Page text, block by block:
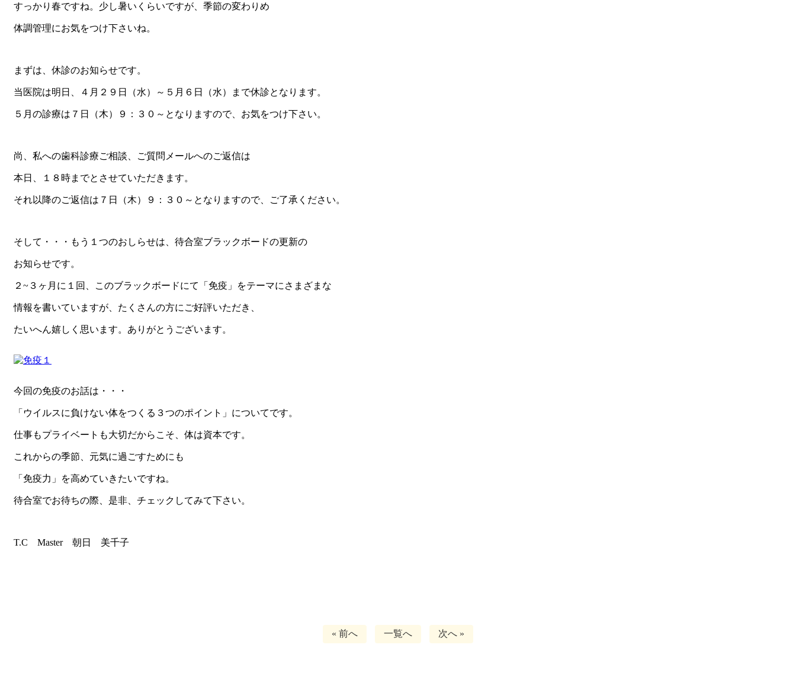
すっかり春ですね。少し暑いくらいですが、季節の変わりめ
体調管理にお気をつけ下さいね。
まずは、休診のお知らせです。
当医院は明日、４月２９日（水）～５月６日（水）まで休診となります。
５月の診療は７日（木）９：３０～となりますので、お気をつけ下さい。
尚、私への歯科診療ご相談、ご質問メールへのご返信は
本日、１８時までとさせていただきます。
それ以降のご返信は７日（木）９：３０～となりますので、ご了承ください。
そして・・・もう１つのおしらせは、待合室ブラックボードの更新の
お知らせです。
２~３ヶ月に１回、このブラックボードにて「免疫」をテーマにさまざまな
情報を書いていますが、たくさんの方にご好評いただき、
たいへん嬉しく思います。ありがとうございます。
今回の免疫のお話は・・・
「ウイルスに負けない体をつくる３つのポイント」についてです。
仕事もプライベートも大切だからこそ、体は資本です。
これからの季節、元気に過ごすためにも
「免疫力」を高めていきたいですね。
待合室でお待ちの際、是非、チェックしてみて下さい。
T.C Master 朝日 美千子
« 前へ 一覧へ 次へ »